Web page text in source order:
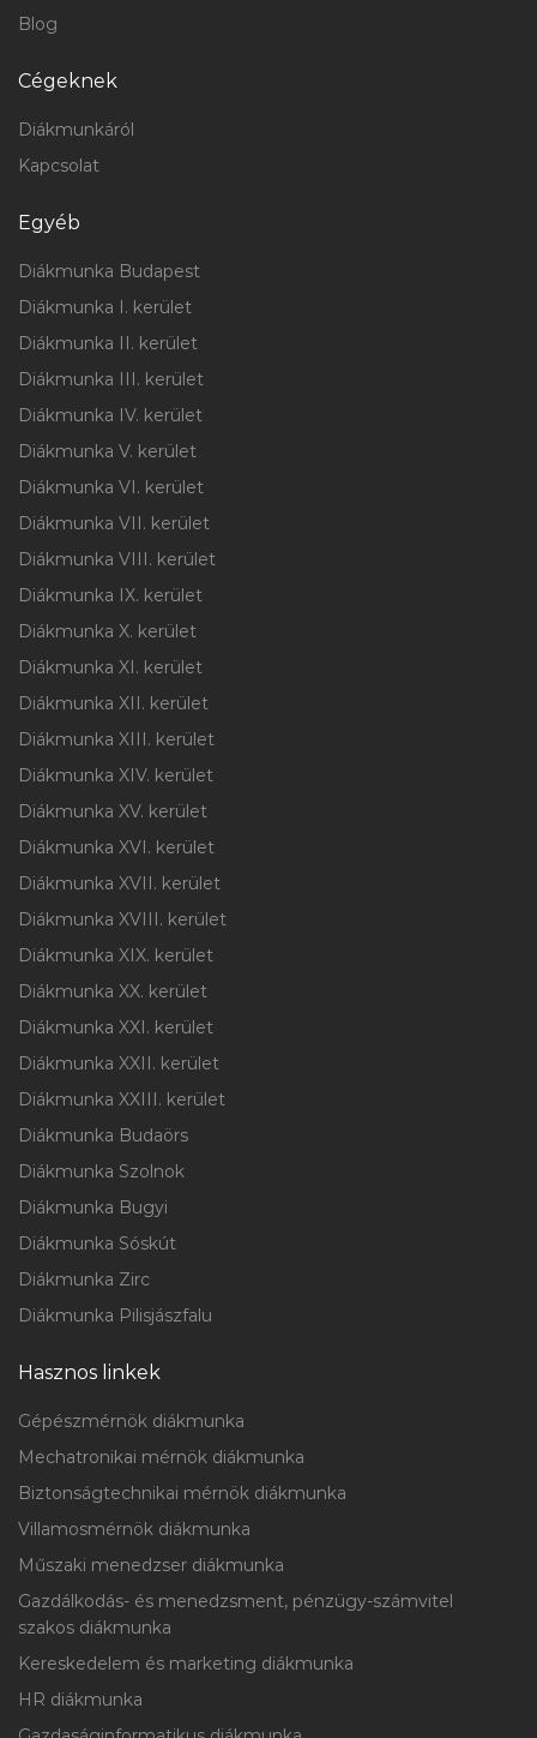
Blog
Cégeknek
Diákmunkáról
Kapcsolat
Egyéb
Diákmunka Budapest
Diákmunka I. kerület
Diákmunka II. kerület
Diákmunka III. kerület
Diákmunka IV. kerület
Diákmunka V. kerület
Diákmunka VI. kerület
Diákmunka VII. kerület
Diákmunka VIII. kerület
Diákmunka IX. kerület
Diákmunka X. kerület
Diákmunka XI. kerület
Diákmunka XII. kerület
Diákmunka XIII. kerület
Diákmunka XIV. kerület
Diákmunka XV. kerület
Diákmunka XVI. kerület
Diákmunka XVII. kerület
Diákmunka XVIII. kerület
Diákmunka XIX. kerület
Diákmunka XX. kerület
Diákmunka XXI. kerület
Diákmunka XXII. kerület
Diákmunka XXIII. kerület
Diákmunka Budaörs
Diákmunka Szolnok
Diákmunka Bugyi
Diákmunka Sóskút
Diákmunka Zirc
Diákmunka Pilisjászfalu
Hasznos linkek
Gépészmérnök diákmunka
Mechatronikai mérnök diákmunka
Biztonságtechnikai mérnök diákmunka
Villamosmérnök diákmunka
Műszaki menedzser diákmunka
Gazdálkodás- és menedzsment, pénzügy-számvitel
szakos diákmunka
Kereskedelem és marketing diákmunka
HR diákmunka